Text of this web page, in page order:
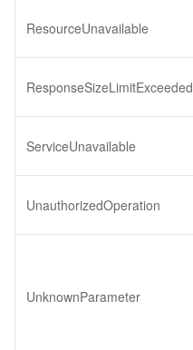
ResourceUnavailable
ResponseSizeLimitExceeded
ServiceUnavailable
UnauthorizedOperation
UnknownParameter